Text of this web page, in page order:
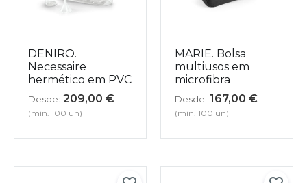
DENIRO.
Necessaire
hermético em PVC
Desde: 209,00 €
(mín. 100 un)
MARIE. Bolsa
multiusos em
microfibra
Desde: 167,00 €
(mín. 100 un)